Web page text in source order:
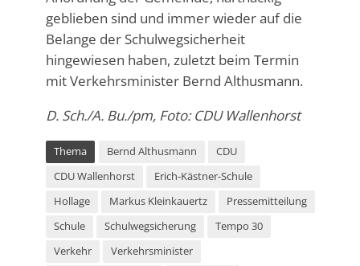
geblieben sind und immer wieder auf die
Belange der Schulwegsicherheit
hingewiesen haben, zuletzt beim Termin
mit Verkehrsminister Bernd Althusmann.
D. Sch./A. Bu./pm, Foto: CDU Wallenhorst
Thema Bernd Althusmann
CDU
CDU Wallenhorst
Erich-Kästner-Schule
Hollage
Markus Kleinkauertz
Pressemitteilung
Schule
Schulwegsicherung
Tempo 30
Verkehr
Verkehrsminister